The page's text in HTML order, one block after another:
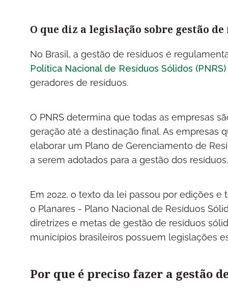
O que diz a legislação sobre gestão
No Brasil, a gestão de resíduos é
Política Nacional de Resíduos Sólidos (PNRS)
geradores de resíduos.
O PNRS determina que todas as empresas
geração até a destinação final. As
elaborar um Plano de Gerenciamento de
a serem adotados para a gestão dos
Em 2022, o texto da lei passou por edições
o Planares - Plano Nacional de Resíduos
diretrizes e metas de gestão de resíduos
municípios brasileiros possuem legislações
Por que é preciso fazer a gestão